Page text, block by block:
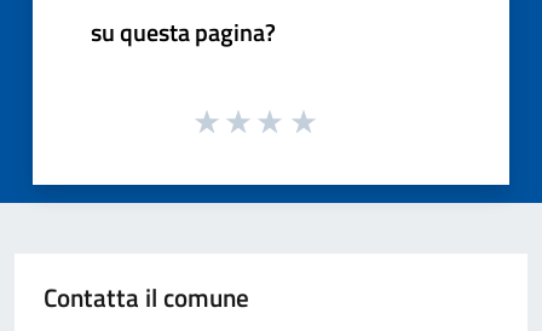
su questa pagina?
Contatta il comune